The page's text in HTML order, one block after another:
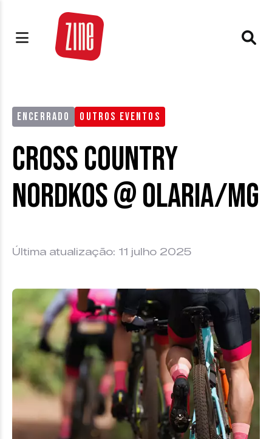
ENCERRADO OUTROS EVENTOS
Cross Country
Nordkos @ Olaria/MG
Última atualização: 11 julho 2025